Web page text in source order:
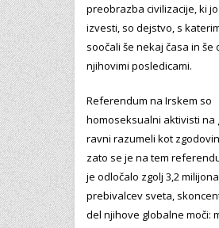
preobrazba civilizacije, ki
izvesti, so dejstvo, s
soočali še nekaj časa in še
njihovimi posledicami.
Referendum na Irskem so
homoseksualni aktivisti na
ravni razumeli kot
zato se je na tem
je odločalo zgolj 3,2 milijona
prebivalcev sveta,
del njihove globalne moči: